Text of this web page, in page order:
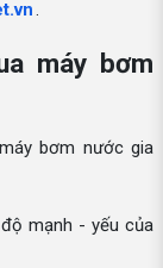
.
máy bơm
bơm nước gia
mạnh - yếu của